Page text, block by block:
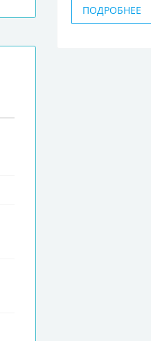
ПОДРОБНЕЕ